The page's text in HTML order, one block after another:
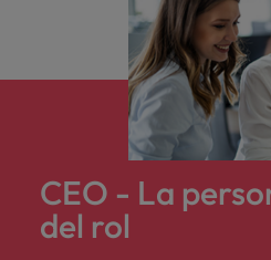
CEO - La
del rol